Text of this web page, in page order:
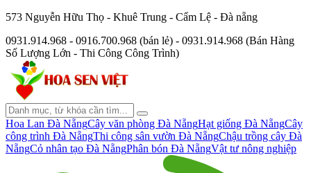
573 Nguyễn Hữu Thọ - Khuê Trung - Cẩm Lệ - Đà nẵng
0931.914.968 - 0916.700.968 (bán lẻ) - 0931.914.968 (Bán Hàng
Số Lượng Lớn - Thi Công Công Trình)
Hoa Lan Đà NẵngCây văn phòng Đà NẵngHạt giống Đà NẵngCây
công trình Đà NẵngThi công sân vườn Đà NẵngChậu trồng cây Đà
NẵngCỏ nhân tạo Đà NẵngPhân bón Đà NẵngVật tư nông nghiệp